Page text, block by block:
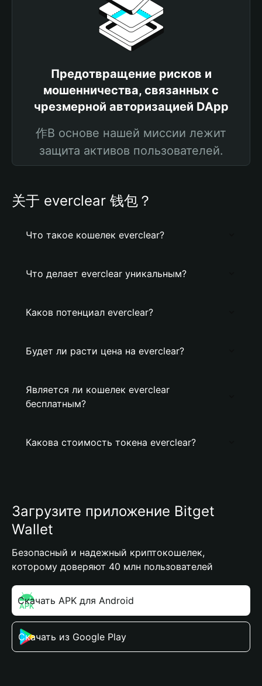
Предотвращение рисков и
мошенничества, связанных с
чрезмерной авторизацией DApp
作В основе нашей миссии лежит
защита активов пользователей.
关于 everclear 钱包？
Что такое кошелек everclear?
Что делает everclear уникальным?
Каков потенциал everclear?
Будет ли расти цена на everclear?
Является ли кошелек everclear
бесплатным?
Какова стоимость токена everclear?
Загрузите приложение Bitget
Wallet
Безопасный и надежный криптокошелек,
которому доверяют 40 млн пользователей
Скачать APK для Android
Скачать из Google Play